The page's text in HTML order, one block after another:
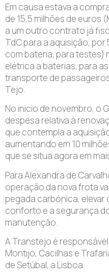
Em causa estava a
de 15,5 milhões de euros
a um outro contrato já
TdC para a aquisição, por
com bateria, para testes)
elétrica a baterias, para
transporte de
Tejo.
No inicio de novembro, o
despesa relativa à
que contempla a
aumentando em 10
que se situa agora em
Para Alexandra de
operação da nova frota
pegada carbónica, elevar
conforto e a segurança
manutenção.
A Transtejo é
Montijo, Cacilhas e
de Setúbal, a Lisboa.